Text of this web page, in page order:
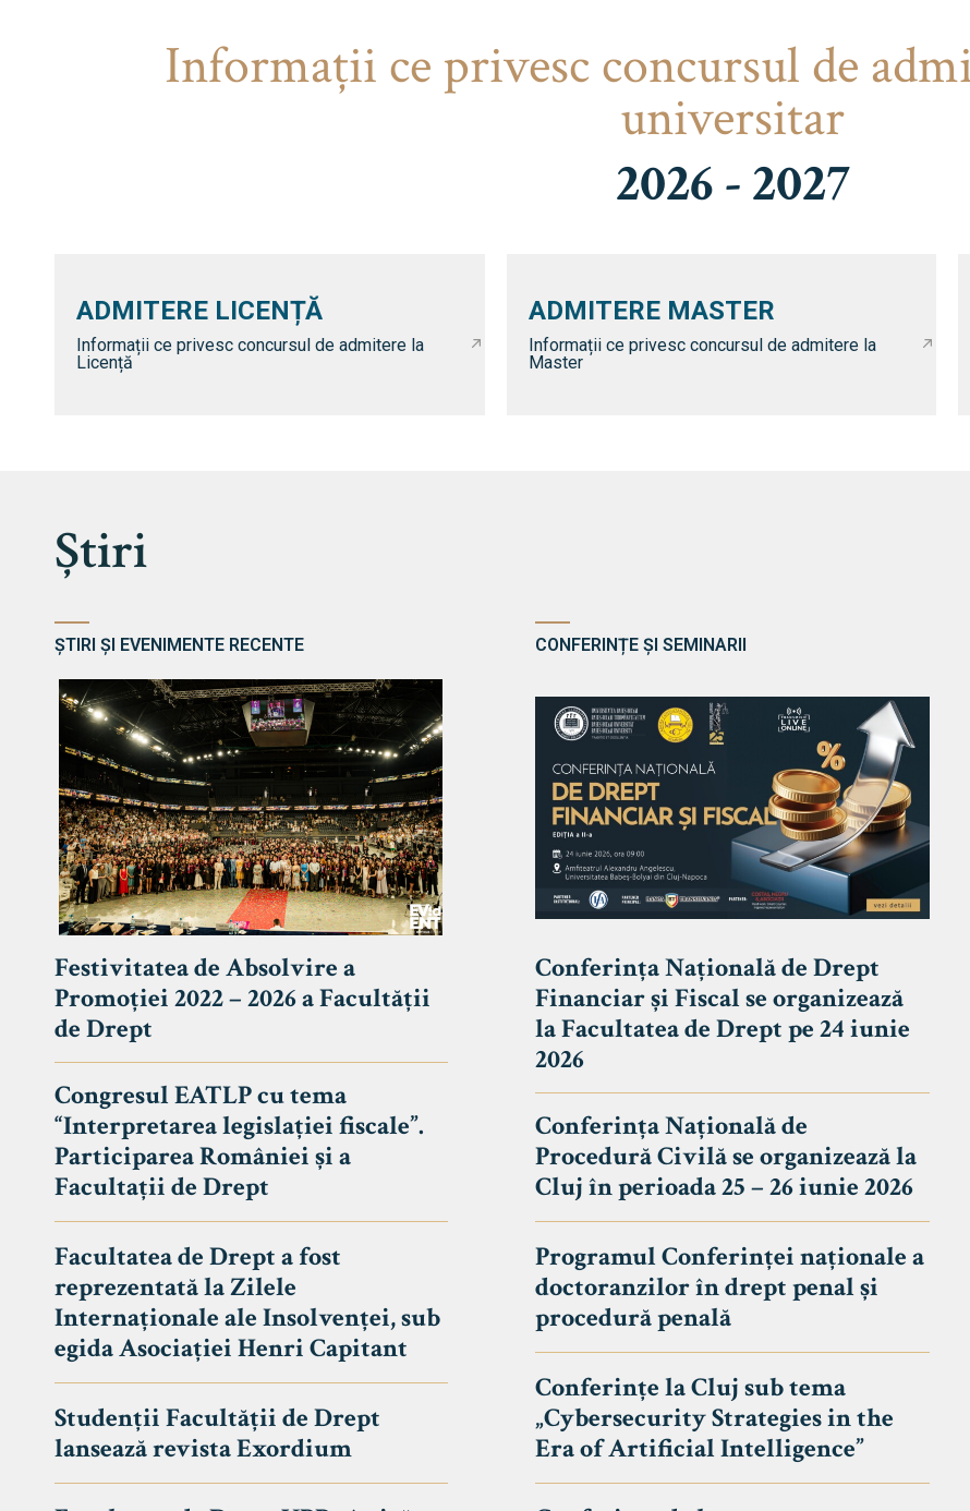
UNIVERSITATEA BABEȘ - BOLYAI
FACULTATEA
DE DREPT
Avizier Studenți
Studii
Admitere
Erasmus & Internațional
Informaţii ce privesc concursul de
universitar
2026 - 2027
ADMITERE LICENȚĂ
Informații ce privesc concursul de admitere la
Licență
ADMITERE MASTER
Informații ce privesc concursul de admitere la
Master
Știri
ȘTIRI ȘI EVENIMENTE RECENTE
Festivitatea de Absolvire a
Promoției 2022 – 2026 a Facultății
de Drept
Congresul EATLP cu tema
“Interpretarea legislației fiscale”.
Participarea României și a
Facultații de Drept
Facultatea de Drept a fost
reprezentată la Zilele
Internaționale ale Insolvenței, sub
egida Asociației Henri Capitant
Studenții Facultății de Drept
lansează revista Exordium
CONFERINȚE ȘI SEMINARII
Conferința Națională de Drept
Financiar și Fiscal se organizează
la Facultatea de Drept pe 24 iunie
2026
Conferința Națională de
Procedură Civilă se organizează la
Cluj în perioada 25 – 26 iunie 2026
Programul Conferinței naționale a
doctoranzilor în drept penal și
procedură penală
Conferințe la Cluj sub tema
„Cybersecurity Strategies in the
Era of Artificial Intelligence”